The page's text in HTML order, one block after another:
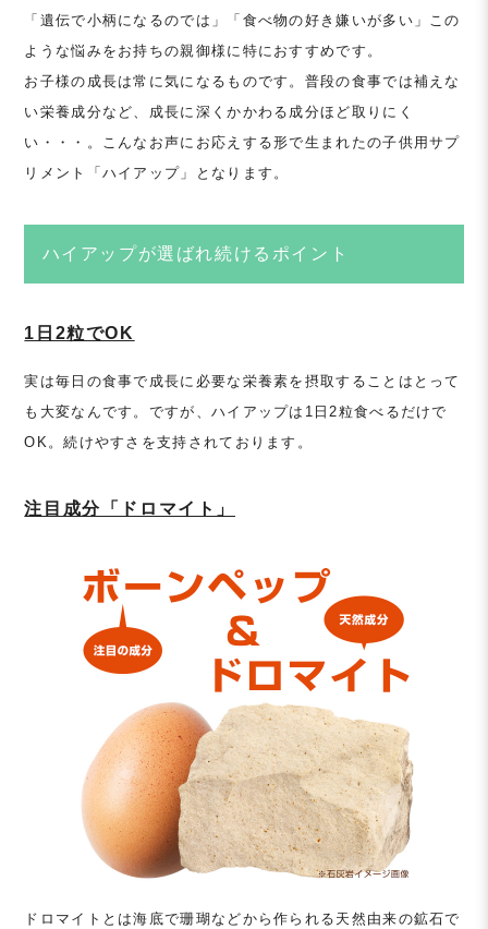
「遺伝で小柄になるのでは」「食べ物の好き嫌いが多い」この
ような悩みをお持ちの親御様に特におすすめです。
お子様の成長は常に気になるものです。普段の食事では補えな
い栄養成分など、成長に深くかかわる成分ほど取りにく
い・・・。こんなお声にお応えする形で生まれたの子供用サプ
リメント「ハイアップ」となります。
ハイアップが選ばれ続けるポイント
1日2粒でOK
実は毎日の食事で成長に必要な栄養素を摂取することはとって
も大変なんです。ですが、ハイアップは1日2粒食べるだけで
OK。続けやすさを支持されております。
注目成分「ドロマイト」
ドロマイトとは海底で珊瑚などから作られる天然由来の鉱石で